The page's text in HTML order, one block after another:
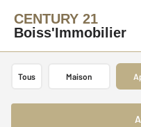
CENTURY 21
Boiss'Immobilier
Tous Maison